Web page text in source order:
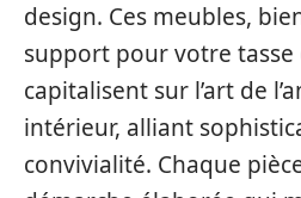
design. Ces meubles,
support pour votre tasse
capitalisent sur l’art de
intérieur, alliant
convivialité. Chaque